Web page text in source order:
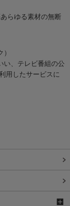
らゆる素材の無断
い、テレビ番組の公
用したサービスに